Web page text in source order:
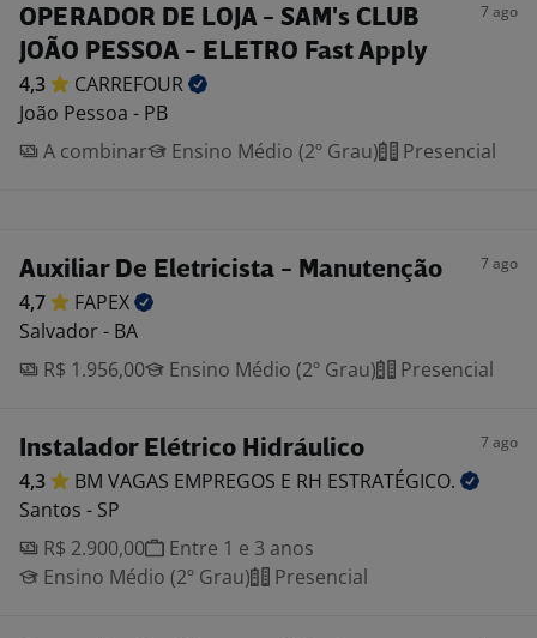
OPERADOR DE LOJA - SAM's CLUB
JOÃO PESSOA - ELETRO Fast Apply
7 ago
4,3
CARREFOUR
João Pessoa - PB
A combinar
Ensino Médio (2º Grau) Presencial
Auxiliar De Eletricista - Manutenção 7 ago
4,7
FAPEX
Salvador - BA
R$ 1.956,00
Ensino Médio (2º Grau) Presencial
Instalador Elétrico Hidráulico 7 ago
4,3 BM VAGAS EMPREGOS E RH ESTRATÉGICO.
Santos - SP
R$ 2.900,00
Entre 1 e 3 anos
Ensino Médio (2º Grau)
Presencial